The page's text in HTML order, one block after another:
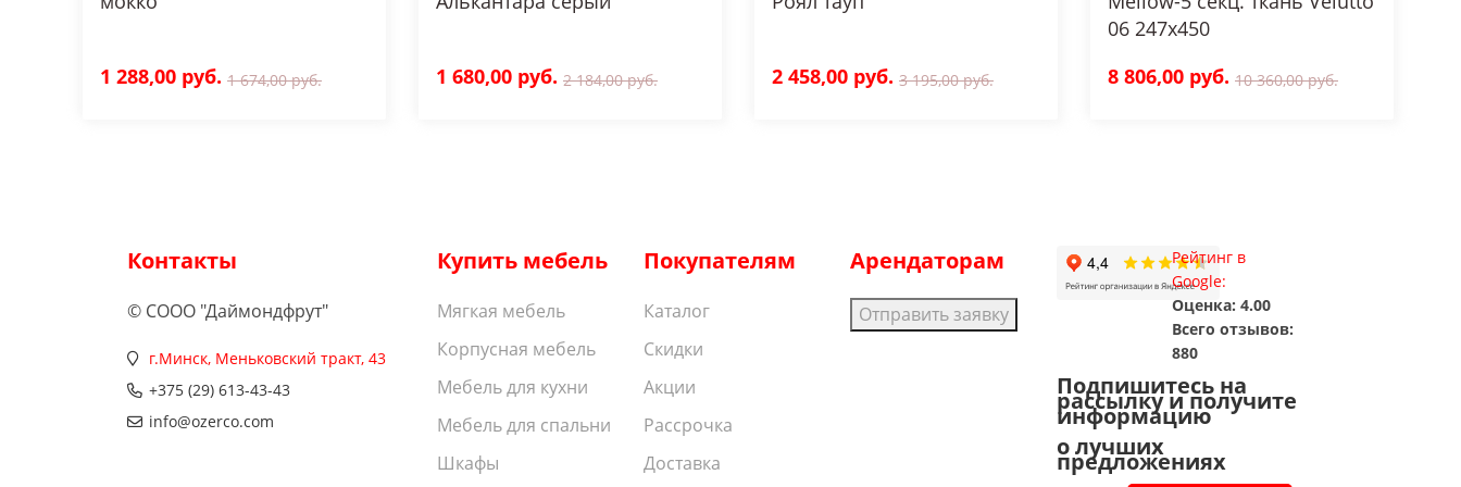
1 288,00 руб. 1 674,00 руб. 1 680,00 руб. 2 184,00 руб. 2 458,00 руб. 3 195,00 руб.
06 247x450
8 806,00 руб. 10 360,00 руб.
Контакты
© СООО "Даймондфрут"
г.Минск, Меньковский тракт, 43
+375 (29) 613-43-43
info@ozerco.com
Купить мебель
Мягкая мебель
Корпусная мебель
Мебель для кухни
Мебель для спальни
Шкафы
Покупателям
Каталог
Скидки
Акции
Рассрочка
Доставка
Арендаторам
Отправить заявку
Рейтинг в
Google:
Оценка: 4.00
Всего отзывов:
880
Подпишитесь на
рассылку и получите
информацию
о лучших
предложениях